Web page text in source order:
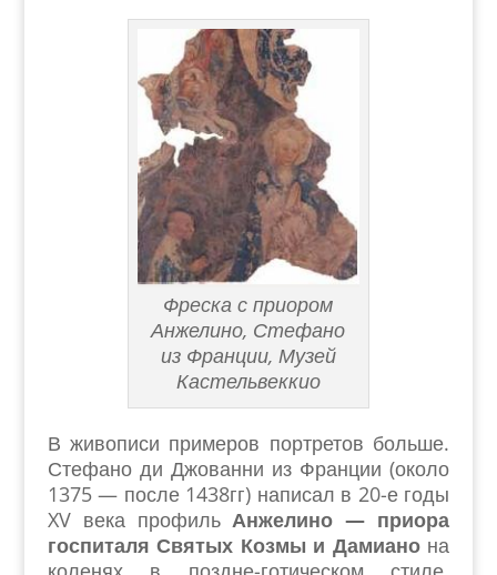
Фреска с приором
Анжелино, Стефано
из Франции, Музей
Кастельвеккио
В живописи примеров портретов больше.
Стефано ди Джованни из Франции (около
1375 — после 1438гг) написал в 20-е годы
XV века профильАнжелино — приора
госпиталя Святых Козмы и Дамианона